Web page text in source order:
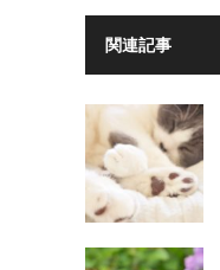
関連記事